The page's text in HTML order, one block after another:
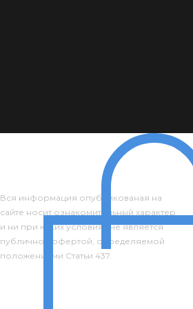
Вся информация опубликованая на
сайте носит ознакомительный характер
и ни при каких условиях не является
публичной офертой, определяемой
положениями Статьи 437.